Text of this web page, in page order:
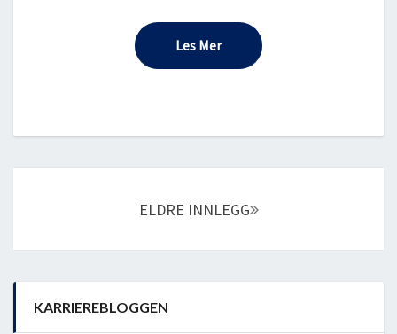
Les MerLes Mer
navigationELDRE INNLEGG
KARRIEREBLOGGEN